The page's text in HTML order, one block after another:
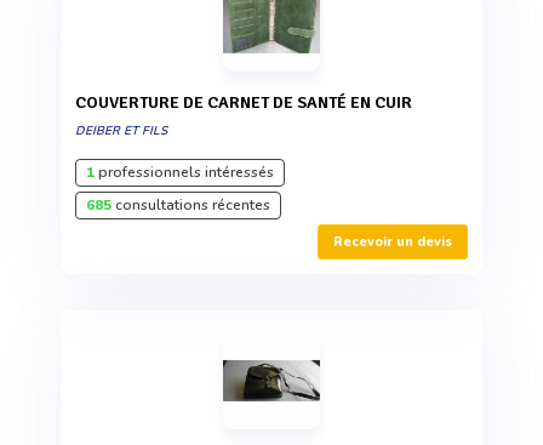
COUVERTURE DE CARNET DE SANTÉ EN CUIR
DEIBER ET FILS
1professionnels intéressés
685consultations récentes
Recevoir un devis